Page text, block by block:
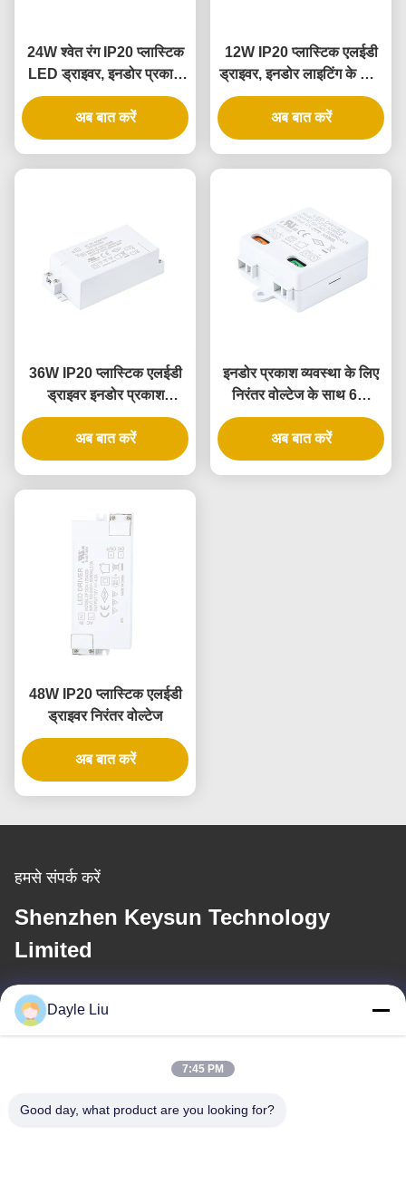
24W श्वेत रंग IP20 प्लास्टिक
LED ड्राइवर, इनडोर प्रकाश
व्यवस्था के लिए स्थिर वोल्टेज के
साथ
अब बात करें
12W IP20 प्लास्टिक एलईडी
ड्राइवर, इनडोर लाइटिंग के लिए,
स्थिर वोल्टेज और यूनिवर्सल
इनपुट के साथ
अब बात करें
36W IP20 प्लास्टिक एलईडी
ड्राइवर इनडोर प्रकाश
अनुप्रयोगों के लिए निरंतर
वोल्टेज
अब बात करें
इनडोर प्रकाश व्यवस्था के लिए
निरंतर वोल्टेज के साथ 6W
सफेद रंग IP20 प्लास्टिक
एलईडी ड्राइवर
अब बात करें
48W IP20 प्लास्टिक एलईडी
ड्राइवर निरंतर वोल्टेज
अब बात करें
हमसे संपर्क करें
Shenzhen Keysun Technology
Limited
ई-मेल
power06@szzhpower.com
हमारा पता
Dayle Liu
7:45 PM
Good day, what product are you looking for?